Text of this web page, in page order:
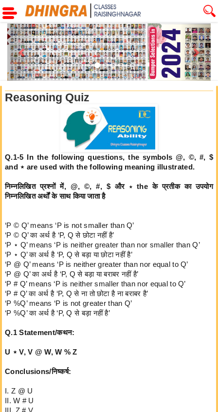
Previous Next
Reasoning Quiz
Q.1-5 In the following questions, the symbols @, ©, #, $
and ⋆ are used with the following meaning illustrated.
निम्नलिखित प्रश्नों में, @, ©, #, $ और ⋆ the के प्रतीक का उपयोग
निम्नलिखित अर्थों के साथ किया जाता है
‘P © Q’ means ‘P is not smaller than Q’
‘P © Q’ का अर्थ है ‘P, Q से छोटा नहीं है’
‘P ⋆ Q’ means ‘P is neither greater than nor smaller than Q’
‘P ⋆ Q’ का अर्थ है ‘P, Q से बड़ा या छोटा नहीं है’
‘P @ Q’ means ‘P is neither greater than nor equal to Q’
‘P @ Q’ का अर्थ है ‘P, Q से बड़ा या बराबर नहीं है’
‘P # Q’ means ‘P is neither smaller than nor equal to Q’
‘P # Q’ का अर्थ है ‘P, Q से ना तो छोटा है ना बराबर है’
‘P %Q’ means ‘P is not greater than Q’
‘P %Q’ का अर्थ है ‘P, Q से बड़ा नहीं है’
Q.1 Statement/कथन:
U ⋆ V, V @ W, W % Z
Conclusions/निष्कर्ष:
I. Z @ U
II. W # U